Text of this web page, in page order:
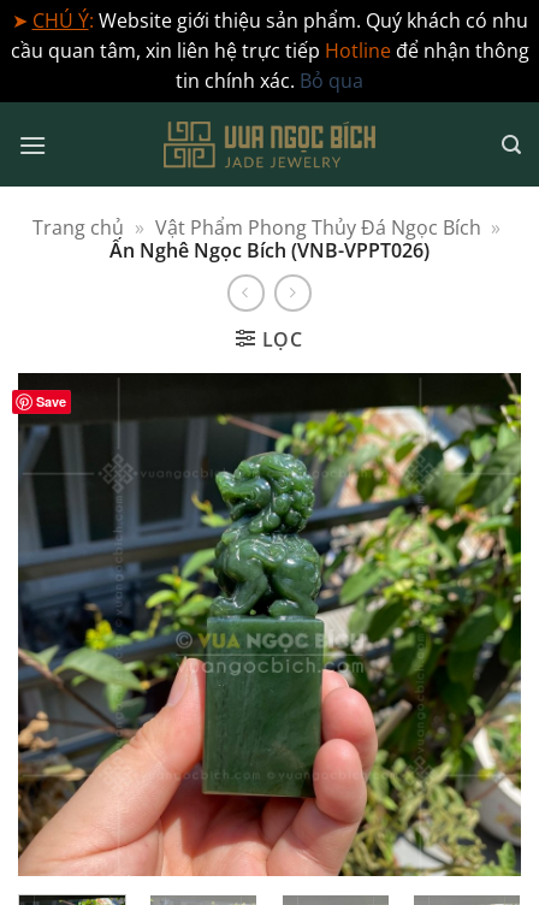
➤ CHÚ Ý: Website giới thiệu sản phẩm. Quý khách có nhu
cầu quan tâm, xin liên hệ trực tiếp Hotlineđể nhận thông
tin chính xác. Bỏ qua
qua
Trang chủ » Vật Phẩm Phong Thủy Đá Ngọc Bích »
Ấn Nghê Ngọc Bích (VNB-VPPT026)
LỌC
Save